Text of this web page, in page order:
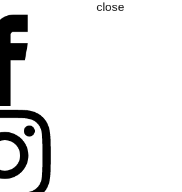
close